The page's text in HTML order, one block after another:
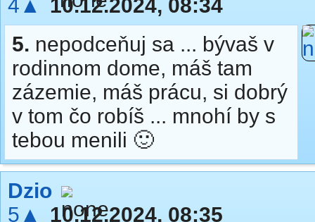
4▲
10.12.2024, 08:34
5. nepodceňuj sa ... bývaš v
rodinnom dome, máš tam
zázemie, máš prácu, si dobrý
v tom čo robíš ... mnohí by s
tebou menili 🙂
Dzio
5▲
10.12.2024, 08:35